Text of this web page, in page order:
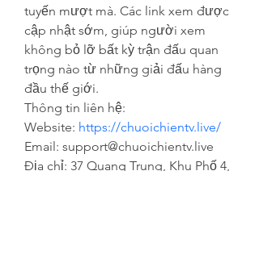
tuyến mượt mà. Các link xem được
cập nhật sớm, giúp người xem
không bỏ lỡ bất kỳ trận đấu quan
trọng nào từ những giải đấu hàng
đầu thế giới.
Thông tin liên hệ:
Website: https://chuoichientv.live/
Email: support@chuoichientv.live
Địa chỉ: 37 Quang Trung, Khu Phố 4,